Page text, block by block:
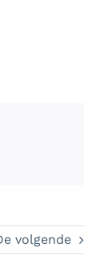
volgende